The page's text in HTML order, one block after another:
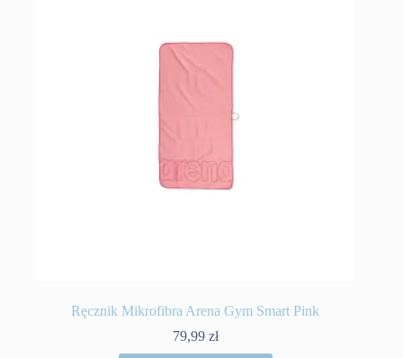
Ręcznik Mikrofibra Arena Gym Smart Pink
79,99 zł